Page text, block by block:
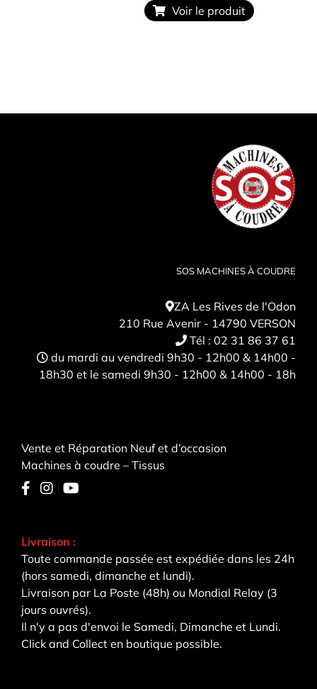
Voir le produit
SOS MACHINES À COUDRE
ZA Les Rives de l'Odon
210 Rue Avenir - 14790 VERSON
Tél : 02 31 86 37 61
du mardi au vendredi 9h30 - 12h00 & 14h00 -
18h30 et le samedi 9h30 - 12h00 & 14h00 - 18h
Vente et Réparation Neuf et d’occasion
Machines à coudre – Tissus
Livraison :
Toute commande passée est expédiée dans les 24h
(hors samedi, dimanche et lundi).
Livraison par La Poste (48h) ou Mondial Relay (3
jours ouvrés).
Il n'y a pas d'envoi le Samedi, Dimanche et Lundi.
Click and Collect en boutique possible.